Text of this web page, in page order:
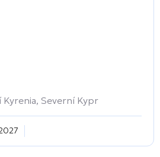
Kyrenia, Severní Kypr